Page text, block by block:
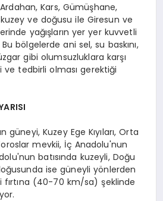
Kars, Gümüşhane,
ve doğusu ile Giresun ve
yağışların yer yer kuvvetli
bölgelerde ani sel, su baskını,
gibi olumsuzluklara karşı
ve tedbirli olması gerektiği
güneyi, Kuzey Ege Kıyıları, Orta
mevkii, İç Anadolu'nun
batısında kuzeyli, Doğu
ise güneyli yönlerden
fırtına (40-70 km/sa) şeklinde